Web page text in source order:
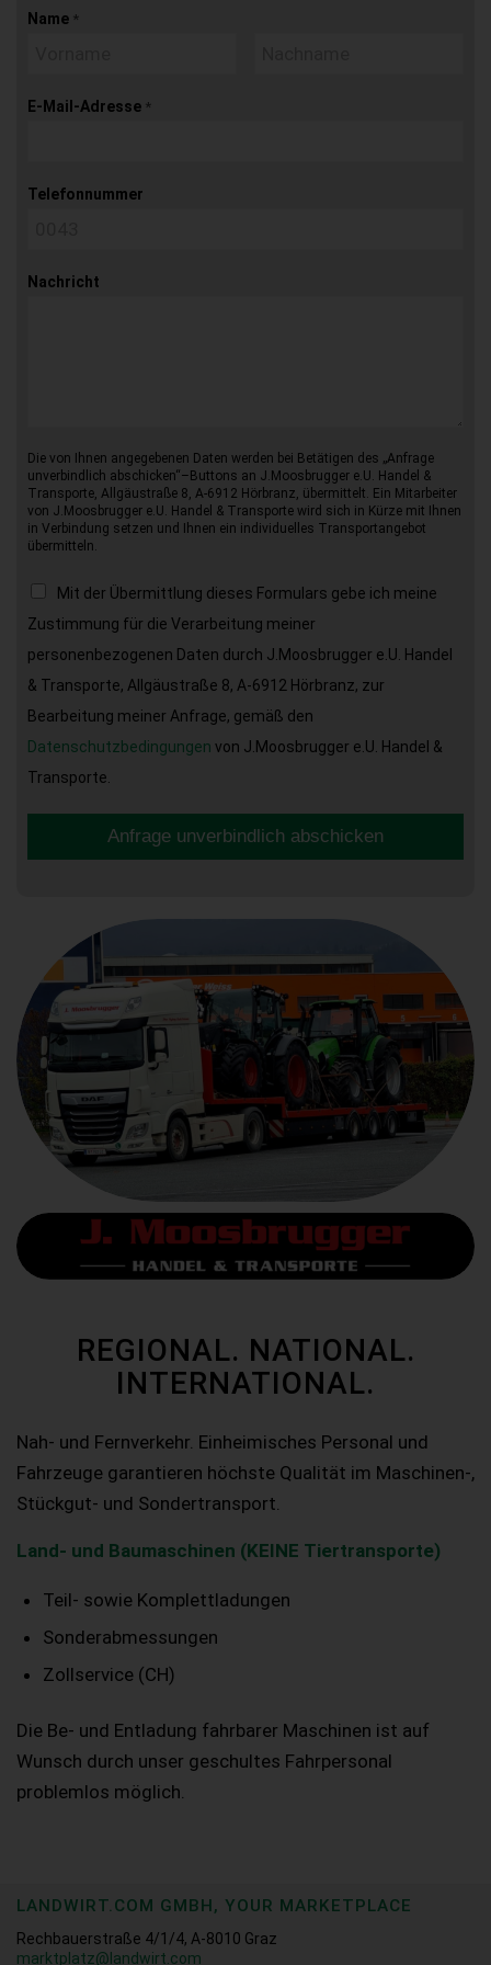
Name *
E-Mail-Adresse *
Telefonnummer
Nachricht
Die von Ihnen angegebenen Daten werden bei Betätigen des „Anfrage
unverbindlich abschicken“–Buttons an J.Moosbrugger e.U. Handel &
Transporte, Allgäustraße 8, A-6912 Hörbranz, übermittelt. Ein Mitarbeiter
von J.Moosbrugger e.U. Handel & Transporte wird sich in Kürze mit Ihnen
in Verbindung setzen und Ihnen ein individuelles Transportangebot
übermitteln.
Mit der Übermittlung dieses Formulars gebe ich meine
Zustimmung für die Verarbeitung meiner
personenbezogenen Daten durch J.Moosbrugger e.U. Handel
& Transporte, Allgäustraße 8, A-6912 Hörbranz, zur
Bearbeitung meiner Anfrage, gemäß den
Datenschutzbedingungen von J.Moosbrugger e.U. Handel &
Transporte.
Anfrage unverbindlich abschicken
REGIONAL. NATIONAL.
INTERNATIONAL.
Nah- und Fernverkehr. Einheimisches Personal und
Fahrzeuge garantieren höchste Qualität im Maschinen-,
Stückgut- und Sondertransport.
Land- und Baumaschinen (KEINE Tiertransporte)
Teil- sowie Komplettladungen
Sonderabmessungen
Zollservice (CH)
Die Be- und Entladung fahrbarer Maschinen ist auf
Wunsch durch unser geschultes Fahrpersonal
problemlos möglich.
LANDWIRT.COM GMBH, YOUR MARKETPLACE
Rechbauerstraße 4/1/4, A-8010 Graz
marktplatz@landwirt.com